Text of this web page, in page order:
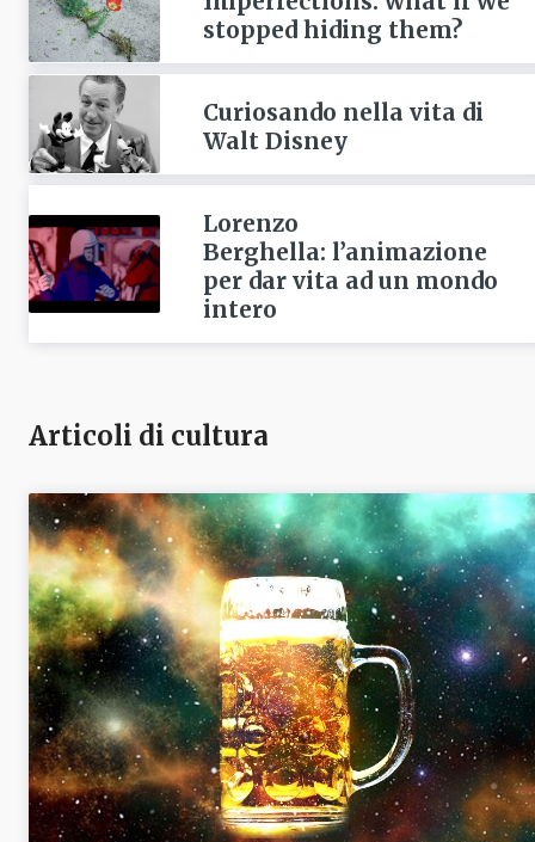
stopped hiding them?
Curiosando nella vita di
Walt Disney
Lorenzo
Berghella: l’animazione
per dar vita ad un mondo
intero
Articoli di cultura